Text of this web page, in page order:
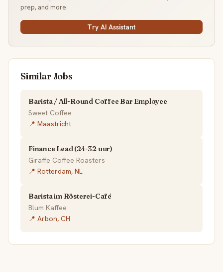
prep, and more.
Try AI Assistant
Similar Jobs
Barista / All-Round Coffee Bar Employee
Sweet Coffee
📍 Maastricht
Finance Lead (24-32 uur)
Giraffe Coffee Roasters
📍 Rotterdam, NL
Barista im Rösterei-Café
Blum Kaffee
📍 Arbon, CH